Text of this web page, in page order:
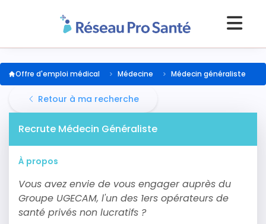
Offre d'emploi médical Médecine Médecin généraliste
Retour à ma recherche
Recrute Médecin Généraliste
À propos
Vous avez envie de vous engager auprès du
Groupe UGECAM, l'un des 1ers opérateurs de
santé privés non lucratifs ?